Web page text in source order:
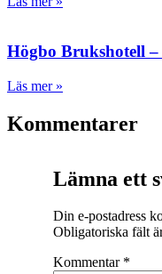
Högbo Brukshotell
Läs mer »
Kommentarer
Lämna ett
Din e-postadress
Obligatoriska fält
Kommentar *